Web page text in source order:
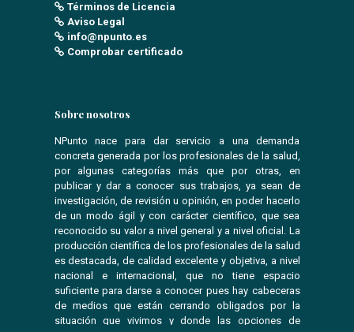
Términos de Licencia
Aviso Legal
info@npunto.es
Comprobar certificado
Sobre nosotros
NPunto nace para dar servicio a una demanda
concreta generada por los profesionales de la salud,
por algunas categorías más que por otras, en
publicar y dar a conocer sus trabajos, ya sean de
investigación, de revisión u opinión, en poder hacerlo
de un modo ágil y con carácter científico, que sea
reconocido su valor a nivel general y a nivel oficial. La
producción científica de los profesionales de la salud
es destacada, de calidad excelente y objetiva, a nivel
nacional e internacional, que no tiene espacio
suficiente para darse a conocer pues hay cabeceras
de medios que están cerrando obligados por la
situación que vivimos y donde las opciones de